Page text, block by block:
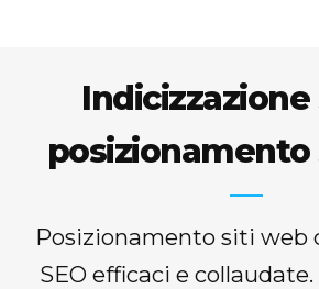
Indicizzazione
Posizionamento siti web
SEO efficaci e